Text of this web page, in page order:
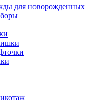
для новорожденных